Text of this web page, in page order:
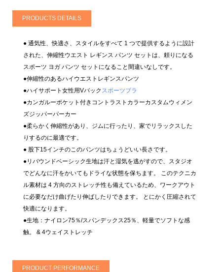
PRODUCTS DETAILS
● 通気性、快適さ、スタイルをすべて 1 つで提供するように設計
された、伸縮性ウエスト レギンス パンツ セットは、頼りになる
スポーツ ヨガ パンツ セットになること間違いなしです。
●伸縮性のあるハイウエストレギンスパンツ
●ハイサポート女性用Vバック スポーツブラ
●カンガルーポケット付きコントラストカラーカスタムウィメン
ズジッパーパーカー
●柔らかく伸縮性があり、ジムに行ったり、家でリラックスした
りするのに最適です。
● 股下15インチのこのパンツはちょうどいい長さです。
●リバウンドベーシック生地は汗と湿気を逃がすので、スタジオ
でどんなに汗をかいてもドライな状態を保ちます。 このテクニカ
ル素材は 4 方向のストレッチ性も備えているため、ワークアウト
に必要なだけ曲げたり伸ばしたりできます。 とにかく圧縮されて
快適になります。
●生地：ナイロン75％/スパンデックス25％、軽量でソフトな感
触。 & 4ウェイストレッチ
PRODUCT PERFORMANCE